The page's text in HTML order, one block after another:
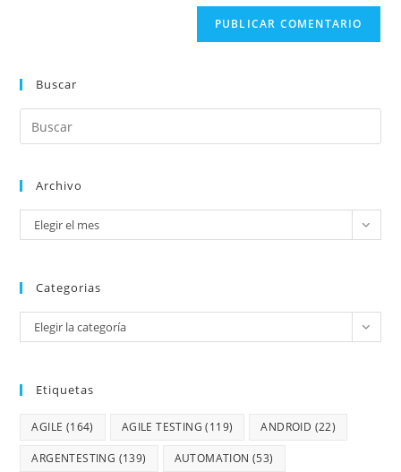
Buscar
Archivo
Elegir el mes
Categorias
Elegir la categoría
Etiquetas
AGILE (164) AGILE TESTING (119) ANDROID (22)
ARGENTESTING (139) AUTOMATION (53)